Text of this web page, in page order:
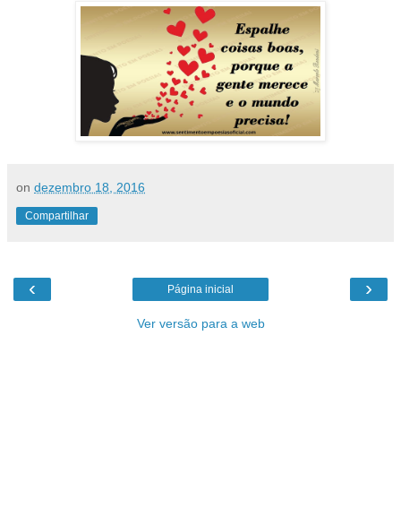
on dezembro 18, 2016
Compartilhar
‹ ›
Página inicial
Ver versão para a web